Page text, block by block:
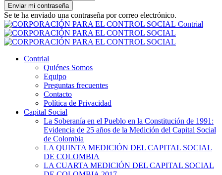
Se te ha enviado una contraseña por correo electrónico.
Contrial
Contrial
Quiénes Somos
Equipo
Preguntas frecuentes
Contacto
Política de Privacidad
Capital Social
La Soberanía en el Pueblo en la Constitución de 1991:
Evidencia de 25 años de la Medición del Capital Social
de Colombia
LA QUINTA MEDICIÓN DEL CAPITAL SOCIAL
DE COLOMBIA
LA CUARTA MEDICIÓN DEL CAPITAL SOCIAL